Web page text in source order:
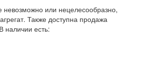
невозможно или нецелесообразно,
Также доступна продажа
наличии есть: